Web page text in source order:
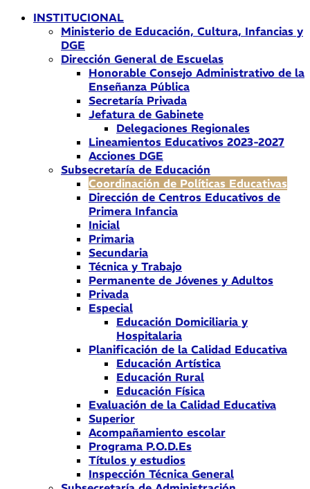
INSTITUCIONAL
Ministerio de Educación, Cultura, Infancias y
DGE
Dirección General de Escuelas
Honorable Consejo Administrativo de la
Enseñanza Pública
Secretaría Privada
Jefatura de Gabinete
Delegaciones Regionales
Lineamientos Educativos 2023-2027
Acciones DGE
Subsecretaría de Educación
Coordinación de Políticas Educativas
Dirección de Centros Educativos de
Primera Infancia
Inicial
Primaria
Secundaria
Técnica y Trabajo
Permanente de Jóvenes y Adultos
Privada
Especial
Educación Domiciliaria y
Hospitalaria
Planificación de la Calidad Educativa
Educación Artística
Educación Rural
Educación Física
Evaluación de la Calidad Educativa
Superior
Acompañamiento escolar
Programa P.O.D.Es
Títulos y estudios
Inspección Técnica General